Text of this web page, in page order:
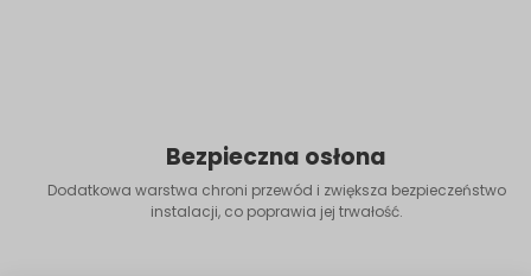
Bezpieczna osłona
Dodatkowa warstwa chroni przewód i zwiększa bezpieczeństwo
instalacji, co poprawia jej trwałość.